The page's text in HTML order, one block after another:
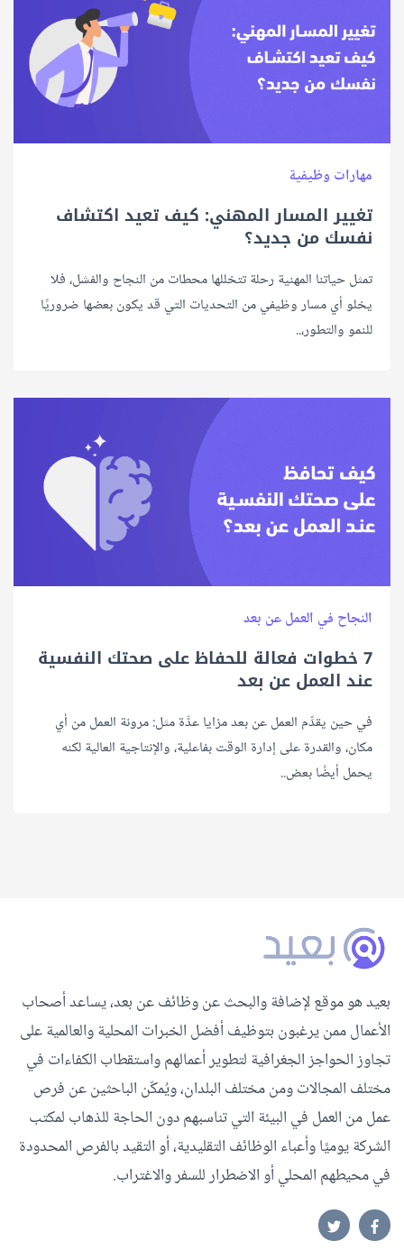
مهارات وظيفية
تغيير المسار المهني: كيف تعيد اكتشاف
نفسك من جديد؟
تمثل حياتنا المهنية رحلة تتخللها محطات من النجاح والفشل، فلا
يخلو أي مسار وظيفي من التحديات التي قد يكون بعضها ضروريًا
للنمو والتطور،..
النجاح في العمل عن بعد
7 خطوات فعالة للحفاظ على صحتك النفسية
عند العمل عن بعد
في حين يقدِّم العمل عن بعد مزايا عدَّة مثل: مرونة العمل من أي
مكان، والقدرة على إدارة الوقت بفاعلية، والإنتاجية العالية لكنه
يحمل أيضًا بعض..
بعيد هو موقع لإضافة والبحث عن وظائف عن بعد، يساعد أصحاب
الأعمال ممن يرغبون بتوظيف أفضل الخبرات المحلية والعالمية على
تجاوز الحواجز الجغرافية لتطوير أعمالهم واستقطاب الكفاءات في
مختلف المجالات ومن مختلف البلدان، ويُمكّن الباحثين عن فرص
عمل من العمل في البيئة التي تناسبهم دون الحاجة للذهاب لمكتب
الشركة يوميًا وأعباء الوظائف التقليدية، أو التقيد بالفرص المحدودة
في محيطهم المحلي أو الاضطرار للسفر والاغتراب.